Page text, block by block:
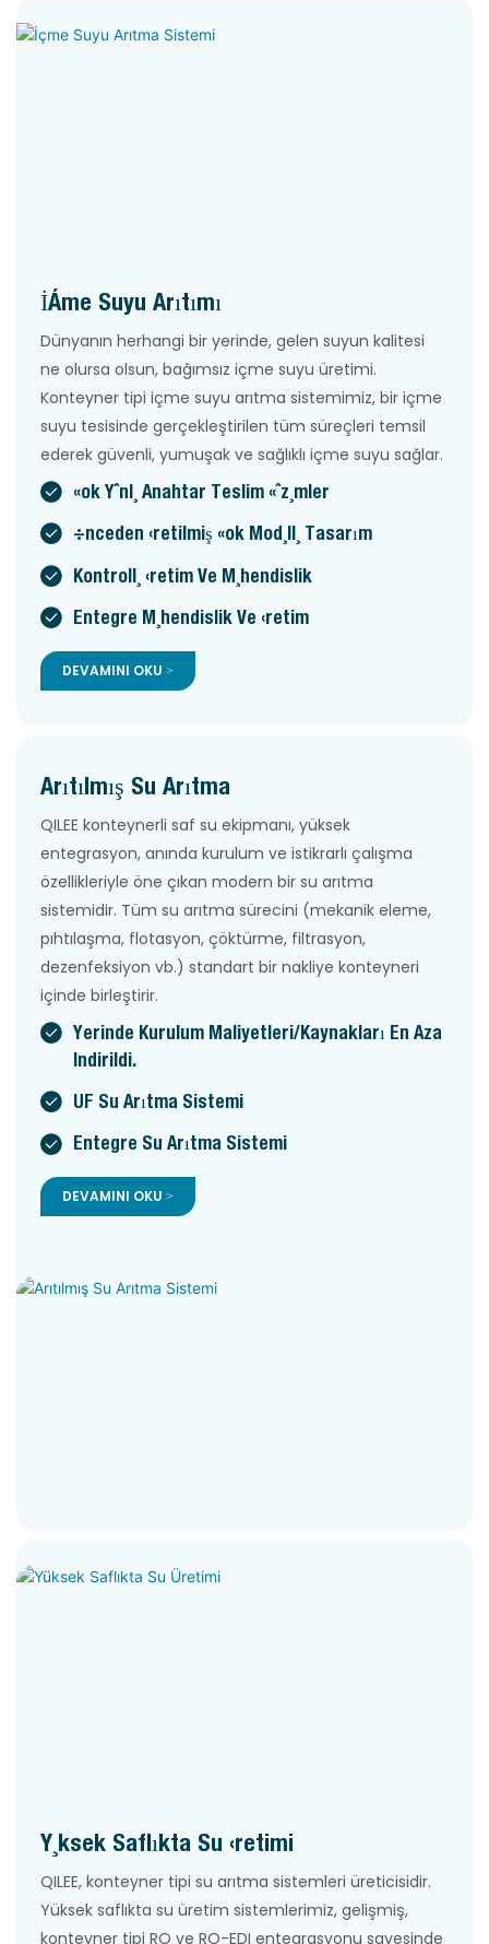
İçme Suyu Arıtımı
Dünyanın herhangi bir yerinde, gelen suyun kalitesi
ne olursa olsun, bağımsız içme suyu üretimi.
Konteyner tipi içme suyu arıtma sistemimiz, bir içme
suyu tesisinde gerçekleştirilen tüm süreçleri temsil
ederek güvenli, yumuşak ve sağlıklı içme suyu sağlar.
Çok Yönlü Anahtar Teslim Çözümler
Önceden Üretilmiş Çok Modüllü Tasarım
Kontrollü Üretim Ve Mühendislik
Entegre Mühendislik Ve Üretim
DEVAMINI OKU >
Arıtılmış Su Arıtma
QILEE konteynerli saf su ekipmanı, yüksek
entegrasyon, anında kurulum ve istikrarlı çalışma
özellikleriyle öne çıkan modern bir su arıtma
sistemidir. Tüm su arıtma sürecini (mekanik eleme,
pıhtılaşma, flotasyon, çöktürme, filtrasyon,
dezenfeksiyon vb.) standart bir nakliye konteyneri
içinde birleştirir.
Yerinde Kurulum Maliyetleri/kaynakları En Aza
Indirildi.
UF Su Arıtma Sistemi
Entegre Su Arıtma Sistemi
DEVAMINI OKU >
Yüksek Saflıkta Su Üretimi
QILEE, konteyner tipi su arıtma sistemleri üreticisidir.
Yüksek saflıkta su üretim sistemlerimiz, gelişmiş,
konteyner tipi RO ve RO-EDI entegrasyonu sayesinde